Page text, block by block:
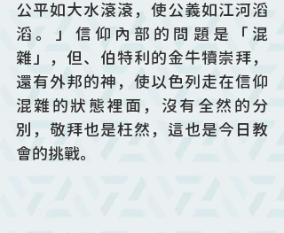
公平如大水滾滾，使公義如江河滔
滔。」信仰內部的問題是「混
雜」，但、伯特利的金牛犢崇拜，
還有外邦的神，使以色列走在信仰
混雜的狀態裡面，沒有全然的分
別，敬拜也是枉然，這也是今日教
會的挑戰。